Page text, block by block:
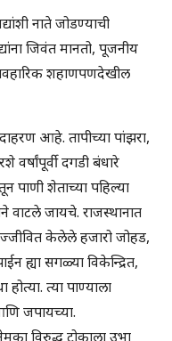
नाते जोडण्याची
जिवंत मानतो, पूजनीय
शहाणपणदेखील
आहे. तापीच्या पांझरा,
वर्षांपूर्वी दगडी बंधारे
पाणी शेताच्या पहिल्या
वाटले जायचे. राजस्थानात
केलेले हजारो जोहड,
ह्या सगळ्या विकेन्द्रित,
त्या पाण्याला
जपायच्या.
विरुद्ध टोकाला उभा